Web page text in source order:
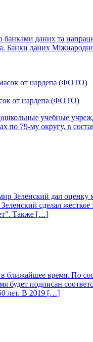
даних та
даних
от нардепа (ФОТО)
дошкольные учебные
79-му округу, в
Зеленский дал
сделал
Также […]
время. По
подписан
лет. В 2019 […]